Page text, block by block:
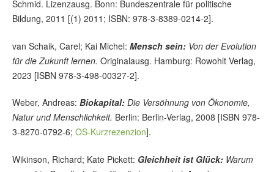
Schmid. Lizenzausg. Bonn: Bundeszentrale für politische
Bildung, 2011 [(1) 2011; ISBN: 978-3-8389-0214-2].
van Schaik, Carel; Kai Michel: Mensch sein: Von der Evolution
für die Zukunft lernen. Originalausg. Hamburg: Rowohlt Verlag,
2023 [ISBN 978-3-498-00327-2].
Weber, Andreas: Biokapital: Die Versöhnung von Ökonomie,
Natur und Menschlichkeit. Berlin: Berlin-Verlag, 2008 [ISBN 978-
3-8270-0792-6; OS-Kurzrezenzion].
Wikinson, Richard; Kate Pickett: Gleichheit ist Glück: Warum